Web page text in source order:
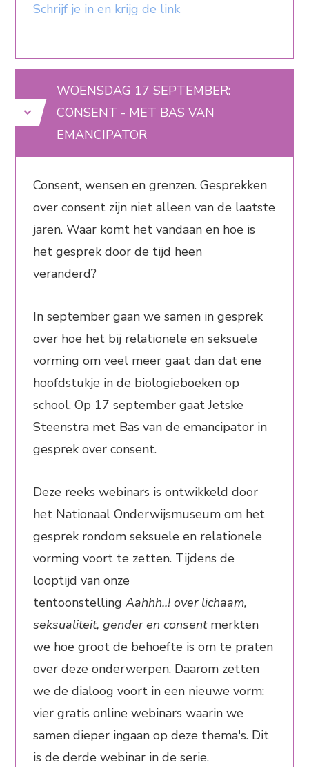
Schrijf je in en krijg de link
WOENSDAG 17 SEPTEMBER:
CONSENT - MET BAS VAN
EMANCIPATOR
Consent, wensen en grenzen. Gesprekken
over consent zijn niet alleen van de laatste
jaren. Waar komt het vandaan en hoe is
het gesprek door de tijd heen
veranderd?
In september gaan we samen in gesprek
over hoe het bij relationele en seksuele
vorming om veel meer gaat dan dat ene
hoofdstukje in de biologieboeken op
school. Op 17 september gaat Jetske
Steenstra met Bas van de emancipator in
gesprek over consent.
Deze reeks webinars is ontwikkeld door
het Nationaal Onderwijsmuseum om het
gesprek rondom seksuele en relationele
vorming voort te zetten. Tijdens de
looptijd van onze
tentoonstellingAahhh..! over lichaam,
seksualiteit, gender en consentmerkten
we hoe groot de behoefte is om te praten
over deze onderwerpen. Daarom zetten
we de dialoog voort in een nieuwe vorm:
vier gratis online webinars waarin we
samen dieper ingaan op deze thema's. Dit
is de derde webinar in de serie.